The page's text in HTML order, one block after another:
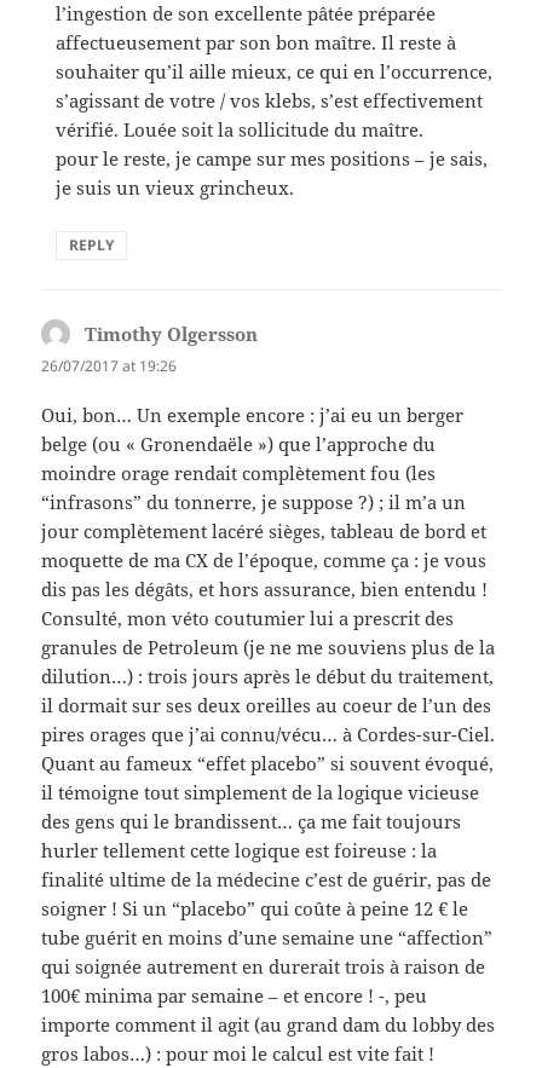
l’ingestion de son excellente pâtée préparée
affectueusement par son bon maître. Il reste à
souhaiter qu’il aille mieux, ce qui en l’occurrence,
s’agissant de votre / vos klebs, s’est effectivement
vérifié. Louée soit la sollicitude du maître.
pour le reste, je campe sur mes positions – je sais,
je suis un vieux grincheux.
REPLY
Timothy Olgersson
26/07/2017 at 19:26
Oui, bon… Un exemple encore : j’ai eu un berger
belge (ou « Gronendaële ») que l’approche du
moindre orage rendait complètement fou (les
“infrasons” du tonnerre, je suppose ?) ; il m’a un
jour complètement lacéré sièges, tableau de bord et
moquette de ma CX de l’époque, comme ça : je vous
dis pas les dégâts, et hors assurance, bien entendu !
Consulté, mon véto coutumier lui a prescrit des
granules de Petroleum (je ne me souviens plus de la
dilution…) : trois jours après le début du traitement,
il dormait sur ses deux oreilles au coeur de l’un des
pires orages que j’ai connu/vécu… à Cordes-sur-Ciel.
Quant au fameux “effet placebo” si souvent évoqué,
il témoigne tout simplement de la logique vicieuse
des gens qui le brandissent… ça me fait toujours
hurler tellement cette logique est foireuse : la
finalité ultime de la médecine c’est de guérir, pas de
soigner ! Si un “placebo” qui coûte à peine 12 € le
tube guérit en moins d’une semaine une “affection”
qui soignée autrement en durerait trois à raison de
100€ minima par semaine – et encore ! -, peu
importe comment il agit (au grand dam du lobby des
gros labos…) : pour moi le calcul est vite fait !